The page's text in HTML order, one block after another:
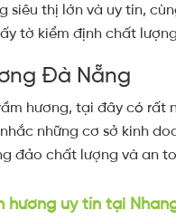
siêu thị lớn và uy tín,
tờ kiểm định chất
Đà Nẵng
hương, tại đây có rất
những cơ sở kinh
đảo chất lượng và an
hương uy tín tại